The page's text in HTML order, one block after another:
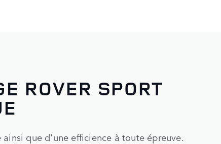
ROVER SPORT
que d'une efficience à toute épreuve.